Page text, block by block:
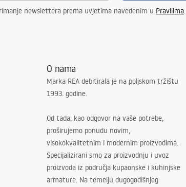
newslettera prema uvjetima navedenim u Pravilima.
O nama
Marka REA debitirala je na poljskom tržištu
1993. godine.
Od tada, kao odgovor na vaše potrebe,
proširujemo ponudu novim,
visokokvalitetnim i modernim proizvodima.
Specijalizirani smo za proizvodnju i uvoz
proizvoda iz područja kupaonske i kuhinjske
armature. Na temelju dugogodišnjeg